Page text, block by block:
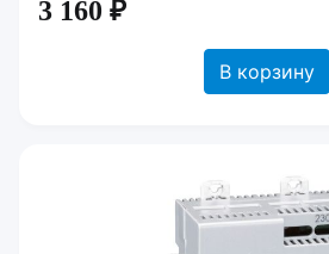
3 160 ₽
В корзину